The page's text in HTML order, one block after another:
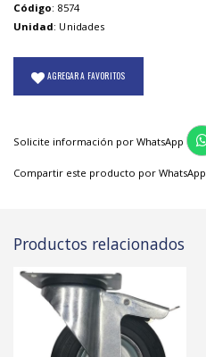
Código: 8574
Unidad: Unidades
AGREGAR A FAVORITOS
Solicite información por WhatsApp
Compartir este producto por WhatsApp
Productos relacionados